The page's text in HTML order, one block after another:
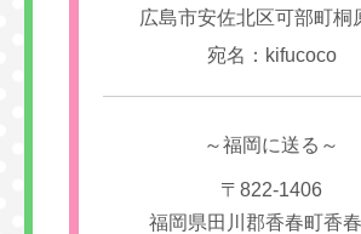
広島市安佐北区可部町桐
宛名：kifucoco
～福岡に送る～
〒822-1406
福岡県田川郡香春町香